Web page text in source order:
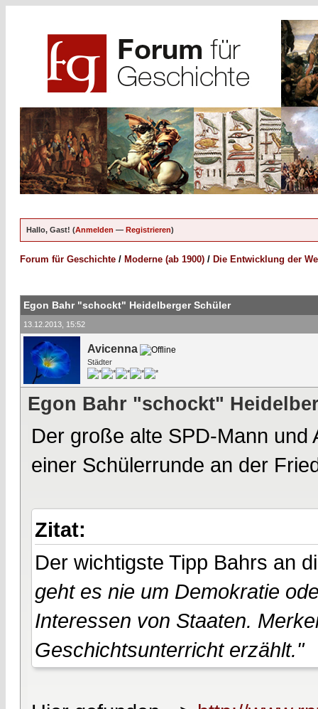
Hallo, Gast! (Anmelden — Registrieren)
Forum für Geschichte / Moderne (ab 1900) / Die Entwicklung der
Egon Bahr "schockt" Heidelberger Schüler
13.12.2013, 15:52
Avicenna
Städter
Egon Bahr "schockt"
Der große alte SPD-Mann
einer Schülerrunde an der
Zitat:
Der wichtigste Tipp Bahrs an
geht es nie um Demokratie
Interessen von Staaten.
Geschichtsunterricht erzählt."